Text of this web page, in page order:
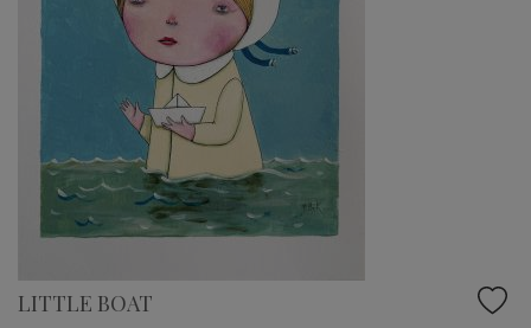
LITTLE BOAT